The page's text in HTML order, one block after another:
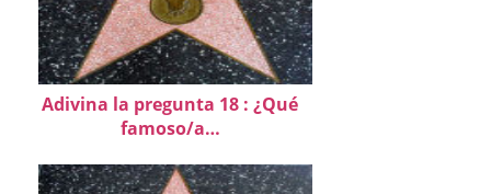
Adivina la pregunta 18 : ¿Qué
famoso/a…